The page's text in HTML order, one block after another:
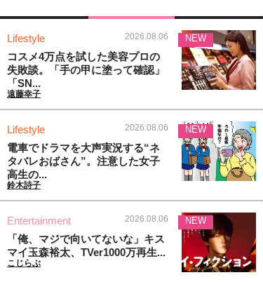
Lifestyle 2026.08.06
コスメ4万点を試した美容プロの
失敗談。「手の甲に塗って確認」
「SN...
遠藤幸子
NEW
Lifestyle 2026.08.06
電車でドラマを大声実況する“ネ
タバレおばさん”。注意した女子
高生の...
鈴木詩子
NEW
Entertainment 2026.08.06
「俺、マジで向いてないな」キス
マイ玉森裕太、TVer1000万再生...
こじらぶ
NEW